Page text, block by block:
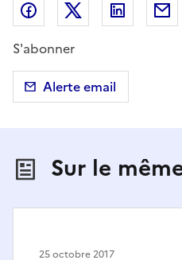
Partager sur Facebook
Partager sur
S'abonner
Alerte email
Sur le
25 octobre 2017